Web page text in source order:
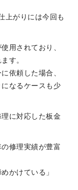
上がりには今回も
用されており、
す。
依頼した場合、
なるケースも少
に対応した板金
修理実績が豊富
かけている」